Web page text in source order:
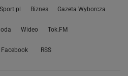
Sport.pl Biznes Gazeta Wyborcza
Wideo Tok.FM
Facebook RSS